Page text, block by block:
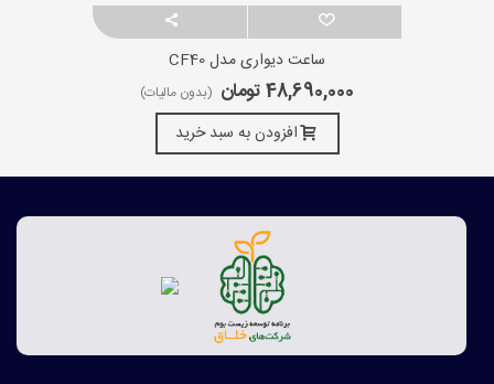
ساعت دیواری مدل CF40
48,690,000 تومان (بدون مالیات)
افزودن به سبد خرید